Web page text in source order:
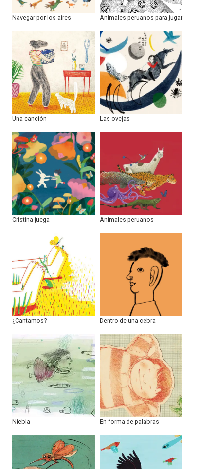
Navegar por los aires Animales peruanos para jugar
Una canción Las ovejas
Cristina juega Animales peruanos
¿Cantamos? Dentro de una cebra
Niebla En forma de palabras